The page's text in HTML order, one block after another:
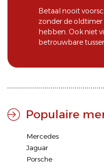
Betaal nooit
zonder de oldtimer
hebben. Ook niet
betrouwbare
Populaire
Mercedes
Jaguar
Porsche